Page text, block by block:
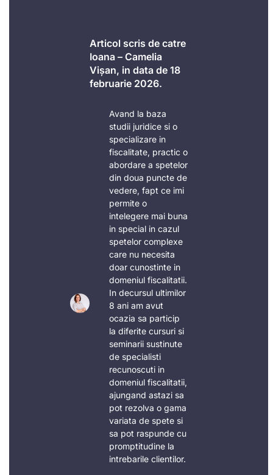
Articol scris de catre
Ioana – Camelia
Vișan, in data de 18
februarie 2026.
Avand la baza
studii juridice si o
specializare in
fiscalitate, practic o
abordare a spetelor
din doua puncte de
vedere, fapt ce imi
permite o
intelegere mai buna
in special in cazul
spetelor complexe
care nu necesita
doar cunostinte in
domeniul fiscalitatii.
In decursul ultimilor
8 ani am avut
ocazia sa particip
la diferite cursuri si
seminarii sustinute
de specialisti
recunoscuti in
domeniul fiscalitatii,
ajungand astazi sa
pot rezolva o gama
variata de spete si
sa pot raspunde cu
promptitudine la
intrebarile clientilor.